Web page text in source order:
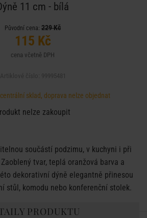
11 cm - bílá
Původní cena: 229 Kč
115 Kč
cena včetně DPH
centrální sklad, doprava nelze objednat
nelze zakoupit
součástí podzimu, v kuchyni i při
tvar, teplá oranžová barva a
dekorativní dýně elegantně přinesou
stůl, komodu nebo konferenční stolek.
PRODUKTU